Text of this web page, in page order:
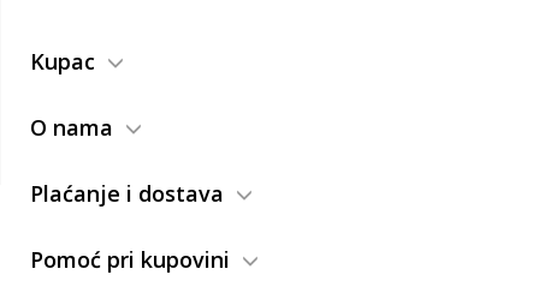
Kupac
O nama
Plaćanje i dostava
Pomoć pri kupovini